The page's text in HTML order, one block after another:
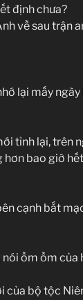
định chưa?
về sau trận
lại mấy
tỉnh lại, trên
hơn bao giờ
cạnh bắt
ồm ồm của
của bộ tộc